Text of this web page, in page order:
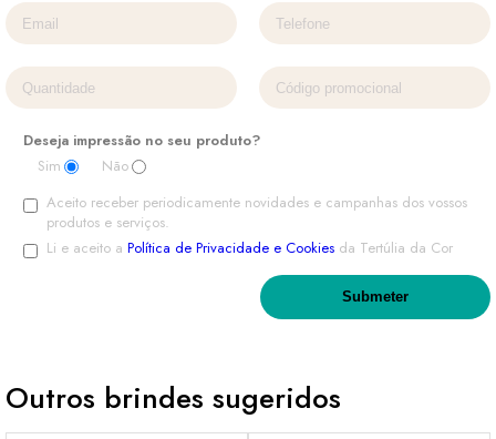
Deseja impressão no seu produto?
Sim
Não
Aceito receber periodicamente novidades e campanhas dos vossos
produtos e serviços.
Li e aceito a Política de Privacidade e Cookies da Tertúlia da Cor
Outros brindes sugeridos